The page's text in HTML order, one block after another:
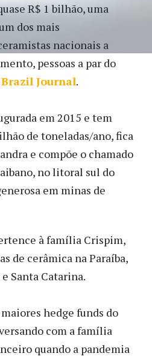
R$ 1 bilhão, uma
dos mais
nacionais a
pessoas a par do
Brazil Journal.
em 2015 e tem
de toneladas/ano, fica
e compõe o chamado
no litoral sul do
em minas de
à família Crispim,
de cerâmica na Paraíba,
Santa Catarina.
hedge funds do
com a família
quando a pandemia